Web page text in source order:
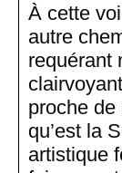
À cette
autre
requérant
proche
qu’est la
artistique